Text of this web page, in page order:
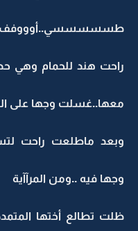
طسسسسسي..أوووفف
راحت هند للحمام
معها..غسلت وجها على
وبعد ماطلعت راحت
وجها فيه ..ومن المرآآية
ظلت تطالع أختها